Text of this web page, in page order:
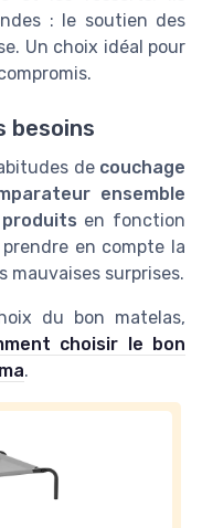
: le soutien des
Un choix idéal pour
besoins
de couchage
ensemble
produits en fonction
en compte la
mauvaises surprises.
du bon matelas,
choisir le bon
.